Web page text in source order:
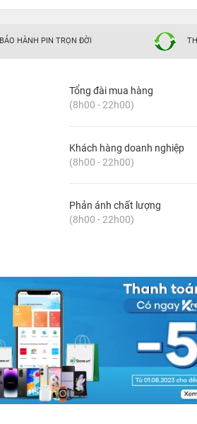
BẢO HÀNH PIN TRỌN ĐỜI
Tổng đài mua hàng
(8h00 - 22h00)
Khách hàng doanh nghiệp
(8h00 - 22h00)
Phản ánh chất lượng
(8h00 - 22h00)